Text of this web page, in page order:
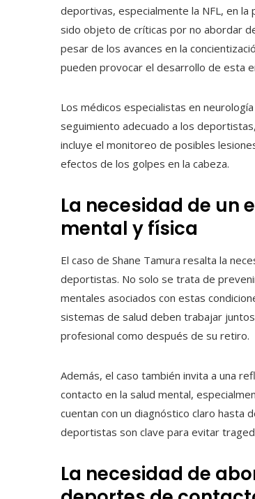
deportivas, especialmente la NFL, en la
sido objeto de críticas por no abordar
pesar de los avances en la
pueden provocar el desarrollo de esta
Los médicos especialistas en
seguimiento adecuado a los
incluye el monitoreo de posibles
efectos de los golpes en la cabeza.
La necesidad de un
mental y física
El caso de Shane Tamura resalta la
deportistas. No solo se trata de
mentales asociados con estas
sistemas de salud deben trabajar
profesional como después de su retiro.
Además, el caso también invita a una
contacto en la salud mental,
cuentan con un diagnóstico claro hasta
deportistas son clave para evitar
La necesidad de